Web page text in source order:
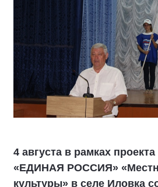
4 августа в рамках
«ЕДИНАЯ РОССИЯ»
культуры» в селе Иловка